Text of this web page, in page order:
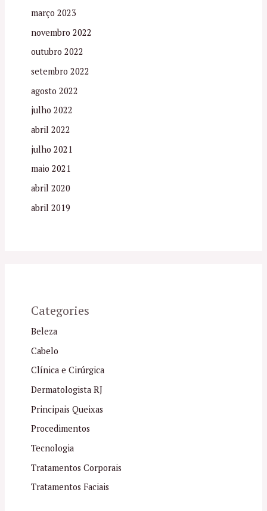
março 2023
novembro 2022
outubro 2022
setembro 2022
agosto 2022
julho 2022
abril 2022
julho 2021
maio 2021
abril 2020
abril 2019
Categories
Beleza
Cabelo
Clínica e Cirúrgica
Dermatologista RJ
Principais Queixas
Procedimentos
Tecnologia
Tratamentos Corporais
Tratamentos Faciais